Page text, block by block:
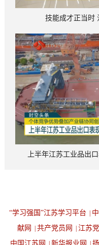
技能成才正当时
上半年江苏工业品出
“学习强国”江苏学习平台
献网
共产党员网 江苏
中国江苏网
新华报业网